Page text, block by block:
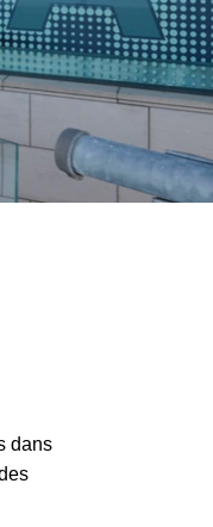
dans